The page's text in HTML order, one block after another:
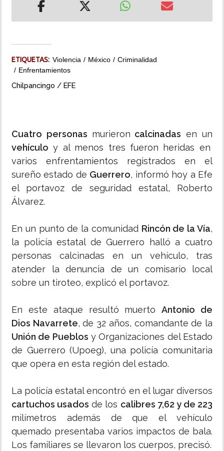
IMPRESO
ETIQUETAS: Violencia México
Criminalidad
Enfrentamientos
Chilpancingo / EFE
Cuatro personas murieron calcinadas en un
vehículo y al menos tres fueron heridas en
varios enfrentamientos registrados en el
sureño estado de Guerrero, informó hoy a Efe
el portavoz de seguridad estatal, Roberto
Álvarez.
En un punto de la comunidad Rincón de la Vía,
la policía estatal de Guerrero halló a cuatro
personas calcinadas en un vehículo, tras
atender la denuncia de un comisario local
sobre un tiroteo, explicó el portavoz.
En este ataque resultó muertoAntonio de
Dios Navarrete, de 32 años, comandante de la
Unión de Pueblos y Organizaciones del Estado
de Guerrero (Upoeg), una policía comunitaria
que opera en esta región del estado.
La policía estatal encontró en el lugar diversos
cartuchos usados de los calibres 7,62 y de 223
milímetros además de que el vehículo
quemado presentaba varios impactos de bala.
Los familiares se llevaron los cuerpos, precisó.